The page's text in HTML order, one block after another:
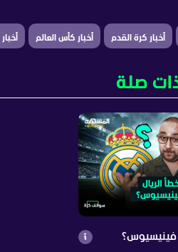
أخبار كرة القدم أخبار كأس العالم
صلة
فينيسيوس؟